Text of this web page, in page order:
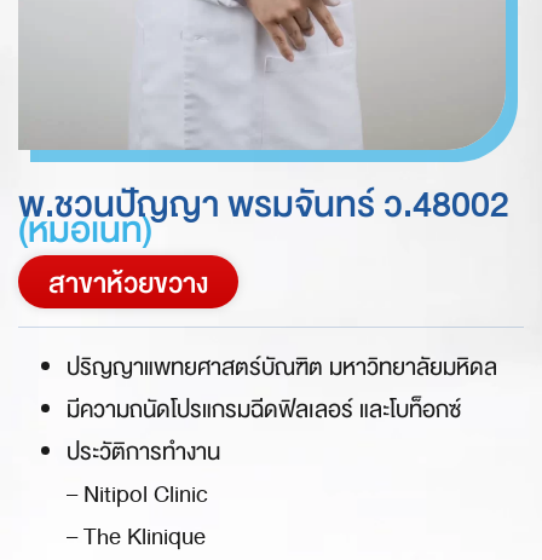
พ.ชวนปัญญา พรมจันทร์ ว.48002
(หมอเนท)
สาขาห้วยขวาง
ปริญญาแพทยศาสตร์บัณฑิต มหาวิทยาลัยมหิดล
มีความถนัดโปรแกรมฉีดฟิลเลอร์ และโบท็อกซ์
ประวัติการทำงาน
– Nitipol Clinic
– The Klinique